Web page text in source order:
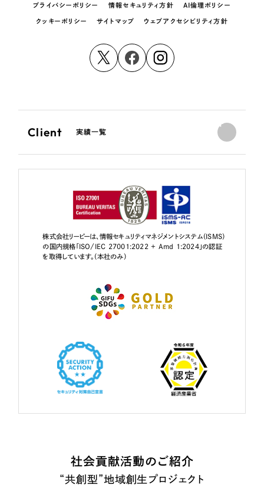
プライバシーポリシー 情報セキュリティ方針 AI倫理ポリシー
クッキーポリシー サイトマップ ウェブアクセシビリティ方針
Client 実績一覧
株式会社リーピーは、情報セキュリティマネジメントシステム（ISMS）
の国内規格「ISO/IEC 27001:2022 + Amd 1:2024」の認証
を取得しています。（本社のみ）
社会貢献活動のご紹介
“共創型”地域創生プロジェクト